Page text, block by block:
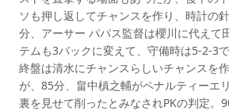
ソも押し返してチャンスを作り、時計の
分、アーサー パパス監督は櫻川に代えて
テムも3バックに変えて、守備時は5-2-3
終盤は清水にチャンスらしいチャンスを
が、85分、畠中槙之輔がペナルティーエ
裏を見せて削ったとみなされPKの判定。